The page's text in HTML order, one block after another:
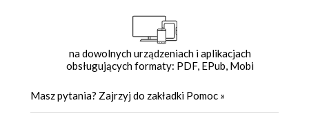
na dowolnych urządzeniach i aplikacjach
obsługujących formaty: PDF, EPub, Mobi
Masz pytania? Zajrzyj do zakładki Pomoc »